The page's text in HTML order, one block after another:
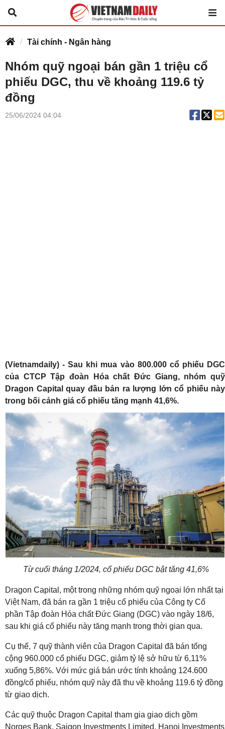
Tài chính - Ngân hàng
Nhóm quỹ ngoại bán gần 1 triệu cổ
phiếu DGC, thu về khoảng 119.6 tỷ
đồng
25/06/2024 04:04
(Vietnamdaily) - Sau khi mua vào 800.000 cổ phiếu DGC
của CTCP Tập đoàn Hóa chất Đức Giang, nhóm quỹ
Dragon Capital quay đầu bán ra lượng lớn cổ phiếu này
trong bối cảnh giá cổ phiếu tăng mạnh 41,6%.
Từ cuối tháng 1/2024, cổ phiếu DGC bật tăng 41,6%
Dragon Capital, một trong những nhóm quỹ ngoại lớn nhất tại
Việt Nam, đã bán ra gần 1 triệu cổ phiếu của Công ty Cổ
phần Tập đoàn Hóa chất Đức Giang (DGC) vào ngày 18/6,
sau khi giá cổ phiếu này tăng mạnh trong thời gian qua.
Cụ thể, 7 quỹ thành viên của Dragon Capital đã bán tổng
cộng 960.000 cổ phiếu DGC, giảm tỷ lệ sở hữu từ 6,11%
xuống 5,86%. Với mức giá bán ước tính khoảng 124.600
đồng/cổ phiếu, nhóm quỹ này đã thu về khoảng 119.6 tỷ đồng
từ giao dịch.
Các quỹ thuộc Dragon Capital tham gia giao dịch gồm
Norges Bank, Saigon Investments Limited, Hanoi Investments